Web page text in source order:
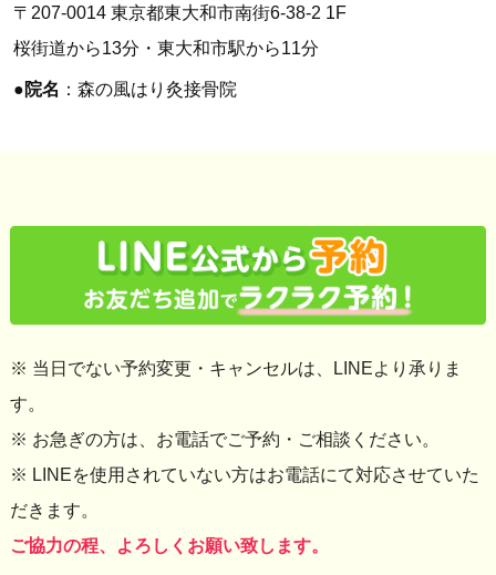
〒207-0014 東京都東大和市南街6-38-2 1F
桜街道から13分・東大和市駅から11分
●院名 ：森の風はり灸接骨院
※ 当日でない予約変更・キャンセルは、LINEより承りま
す。
※ お急ぎの方は、お電話でご予約・ご相談ください。
※ LINEを使用されていない方はお電話にて対応させていた
だきます。
ご協力の程、よろしくお願い致します。